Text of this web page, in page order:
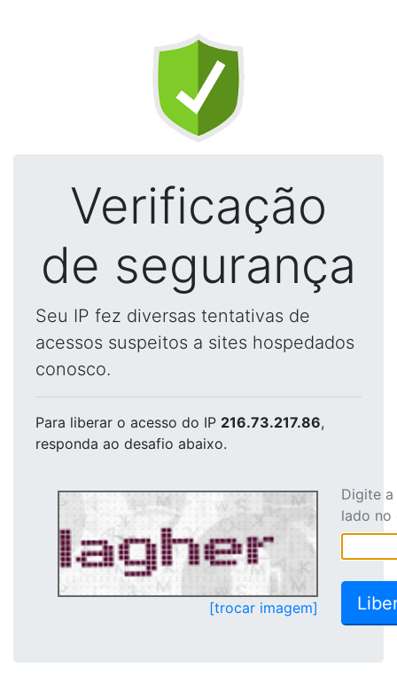
Verificação
de segurança
Seu IP fez diversas tentativas de
acessos suspeitos a sites hospedados
conosco.
Para liberar o acesso do IP 216.73.217.86,
responda ao desafio abaixo.
[trocar imagem]
Digite
lado no